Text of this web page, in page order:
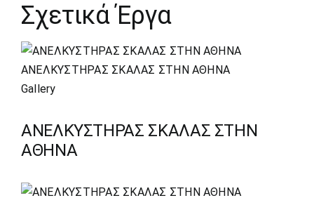
Σχετικά Έργα
ΑΝΕΛΚΥΣΤΗΡΑΣ ΣΚΑΛΑΣ ΣΤΗΝ ΑΘΗΝΑ
Gallery
ΑΝΕΛΚΥΣΤΗΡΑΣ ΣΚΑΛΑΣ ΣΤΗΝ
ΑΘΗΝΑ